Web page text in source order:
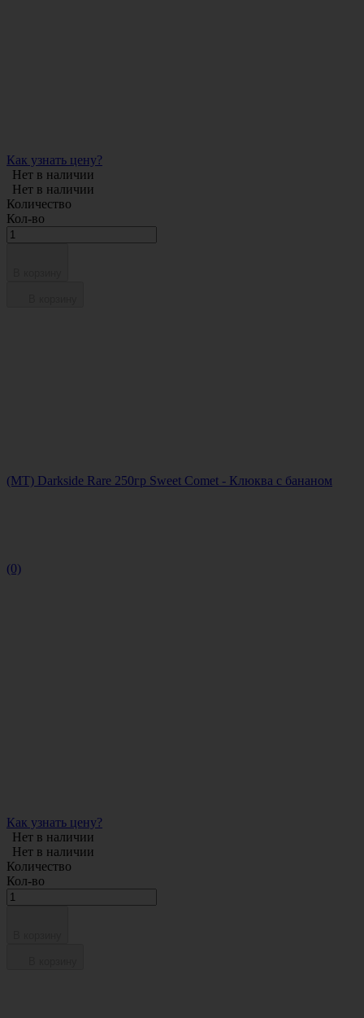
Как узнать цену?
Нет в наличии
Нет в наличии
Количество
Кол-во
(MT) Darkside Rare 250гр Sweet Comet - Клюква с бананом
(0)
Как узнать цену?
Нет в наличии
Нет в наличии
Количество
Кол-во